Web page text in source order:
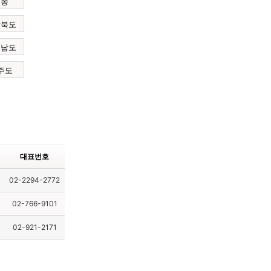
도
도
도
대표번호
02-2294-2772
02-766-9101
02-921-2171